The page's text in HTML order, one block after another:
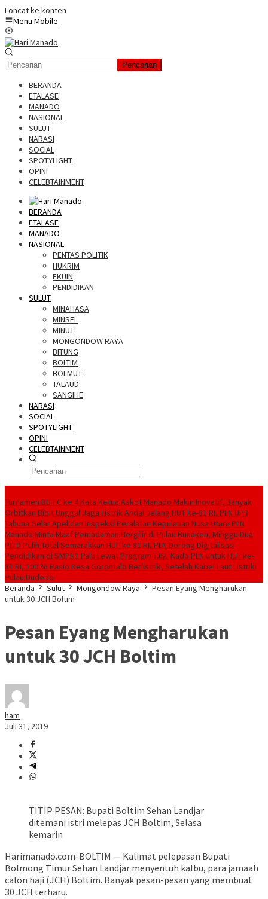
Loncat ke konten
Menu Mobile
Pencarian
BERANDA
ETALASE
MANADO
NASIONAL
SULUT
NARASI
SOCIAL
SPOTYLIGHT
OPINI
CELEBTAINMENT
BERANDA
ETALASE
MANADO
NASIONAL
PENTAS POLITIK
HUKRIM
EKUIN
PENDIDIKAN
SULUT
MINAHASA
MINSEL
MINUT
MONGONDOW RAYA
BITUNG
BOLTIM
BOLMUT
TALAUD
SANGIHE
NARASI
SOCIAL
SPOTYLIGHT
OPINI
CELEBTAINMENT
Turnamen BU FC ke 4 Kata Ketua Askot Manado Makin Inovatif, Banyak
Orbitkan Bibit Unggul Jaga Listrik Andal Jelang HUT ke-81 RI, PLN UP3
Tahuna Gelar Apel dan Inspeksi Peralatan Kepulauan Nusa Utara PLN
Manado Minta Maaf Pemadaman Bergilir di Pulau Bunaken, Minggu Dua
PLTD Pulih TotalSemarakkan HUT ke 81 RI, PLN Dorong Digitalisasi
Pendidikan di SMPN1 Palu Lewat Program TJSLKado PLN untuk HUT ke-
81 RI, 100 % Rasio Desa Gorontalo Berlistrik, Setelah Kabel Laut Listriki
Pulau Dudepo
Beranda
Sulut Mongondow Raya
Pesan Eyang Mengharukan
untuk 30 JCH Boltim
Pesan Eyang Mengharukan
untuk 30 JCH Boltim
ham
Juli 31, 2019
TITIP PESAN: Bupati Boltim Sehan Landjar
ditemani istri melepas JCH Boltim, Selasa
kemarin
Harimanado.com-BOLTIM — Kalimat pelepasan Bupati
Bolmong Timur Sehan Landjar menyentuh kalbu, para jamaah
calon haji (JCH) Boltim. Banyak pesan-pesan yang membuat
30 JCH terharu.